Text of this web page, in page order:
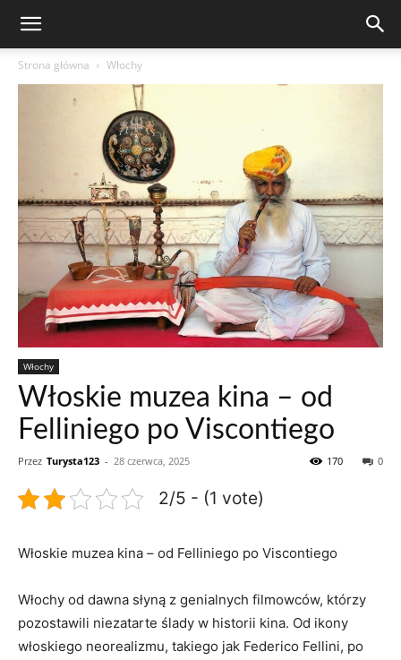
Strona główna Włochy
Włochy
Włoskie muzea kina – od
Felliniego po Viscontiego
Przez Turysta123 - 28 czerwca, 2025 0
170
2/5 - (1 vote)
Włoskie⁣ muzea ⁤kina – ​od Felliniego po ⁢Viscontiego
Włochy⁣ od dawna słyną z genialnych ⁢filmowców, ​którzy
pozostawili niezatarte ślady w historii ⁣kina. Od ⁣ikony⁢
włoskiego neorealizmu, takiego jak ⁤Federico Fellini,⁤ po